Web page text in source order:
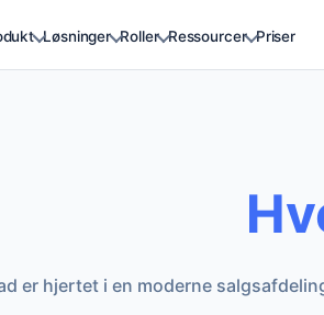
Løsninger Roller Ressourcer Priser
er hjertet i en moderne